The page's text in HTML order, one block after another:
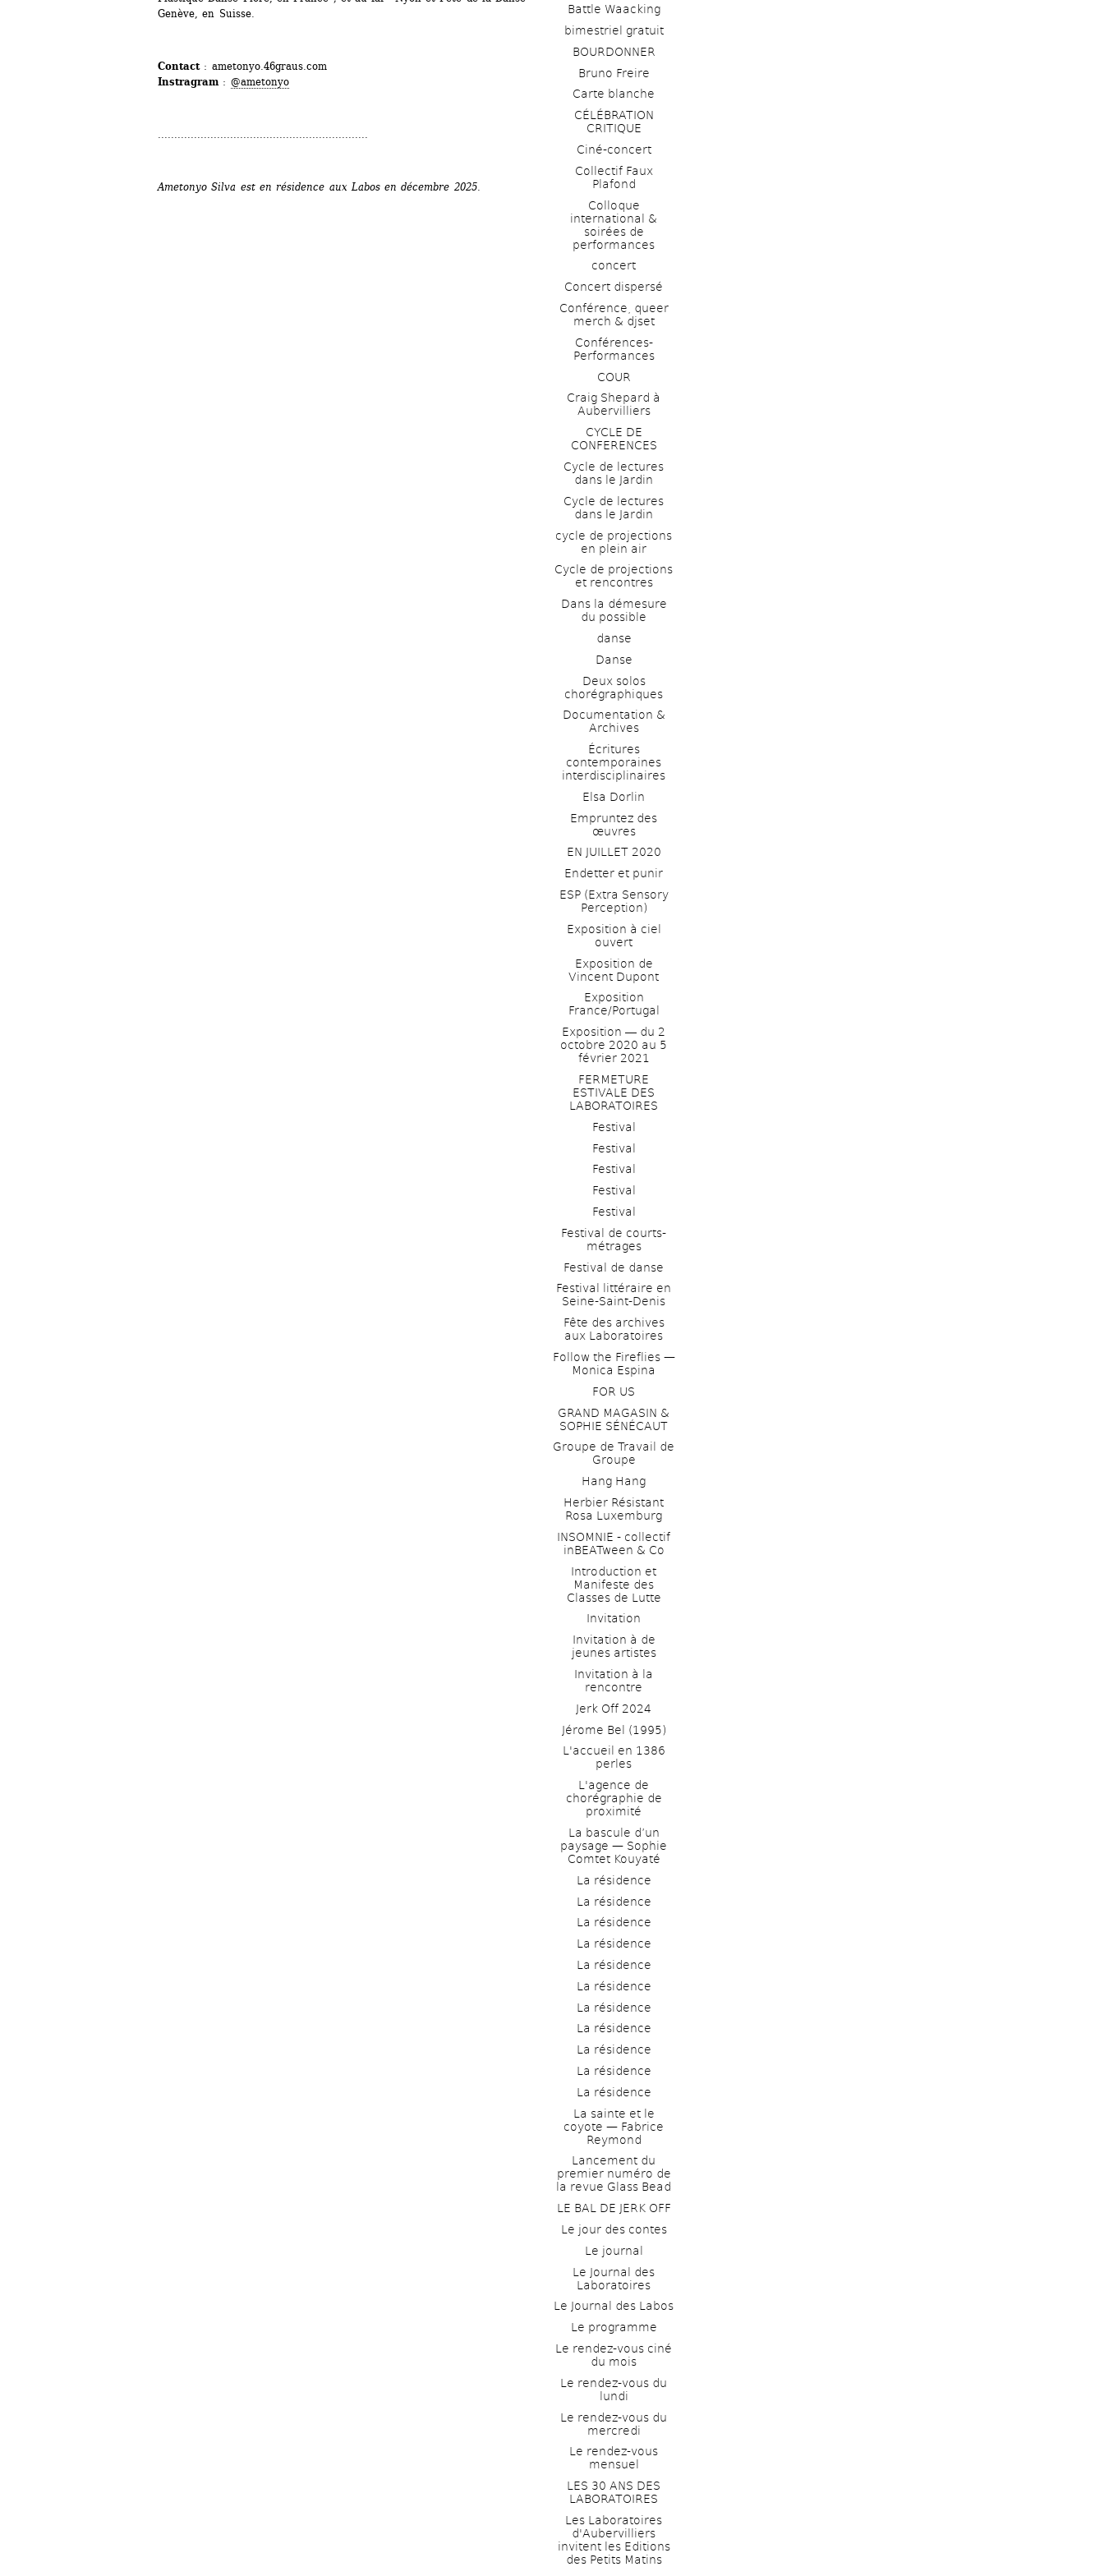
Genève, en Suisse.
Contact: ametonyo.46graus.com
Instragram: @ametonyo
................................................................
Ametonyo Silva est en résidence aux Labos en décembre 2025.
Battle Waacking
bimestriel gratuit
BOURDONNER
Bruno Freire
Carte blanche
CÉLÉBRATION
CRITIQUE
Ciné-concert
Collectif Faux
Plafond
Colloque
international &
soirées de
performances
concert
Concert dispersé
Conférence, queer
merch & djset
Conférences-
Performances
COUR
Craig Shepard à
Aubervilliers
CYCLE DE
CONFERENCES
Cycle de lectures
dans le Jardin
Cycle de lectures
dans le Jardin
cycle de projections
en plein air
Cycle de projections
et rencontres
Dans la démesure
du possible
danse
Danse
Deux solos
chorégraphiques
Documentation &
Archives
Écritures
contemporaines
interdisciplinaires
Elsa Dorlin
Empruntez des
œuvres
EN JUILLET 2020
Endetter et punir
ESP (Extra Sensory
Perception)
Exposition à ciel
ouvert
Exposition de
Vincent Dupont
Exposition
France/Portugal
Exposition ― du 2
octobre 2020 au 5
février 2021
FERMETURE
ESTIVALE DES
LABORATOIRES
Festival
Festival
Festival
Festival
Festival
Festival de courts-
métrages
Festival de danse
Festival littéraire en
Seine-Saint-Denis
Fête des archives
aux Laboratoires
Follow the Fireflies —
Monica Espina
FOR US
GRAND MAGASIN &
SOPHIE SÉNÉCAUT
Groupe de Travail de
Groupe
Hang Hang
Herbier Résistant
Rosa Luxemburg
INSOMNIE - collectif
inBEATween & Co
Introduction et
Manifeste des
Classes de Lutte
Invitation
Invitation à de
jeunes artistes
Invitation à la
rencontre
Jerk Off 2024
Jérome Bel (1995)
L'accueil en 1386
perles
L'agence de
chorégraphie de
proximité
La bascule d’un
paysage — Sophie
Comtet Kouyaté
La résidence
La résidence
La résidence
La résidence
La résidence
La résidence
La résidence
La résidence
La résidence
La résidence
La résidence
La sainte et le
coyote — Fabrice
Reymond
Lancement du
premier numéro de
la revue Glass Bead
LE BAL DE JERK OFF
Le jour des contes
Le journal
Le Journal des
Laboratoires
Le Journal des Labos
Le programme
Le rendez-vous ciné
du mois
Le rendez-vous du
lundi
Le rendez-vous du
mercredi
Le rendez-vous
mensuel
LES 30 ANS DES
LABORATOIRES
Les Laboratoires
d'Aubervilliers
invitent les Editions
des Petits Matins